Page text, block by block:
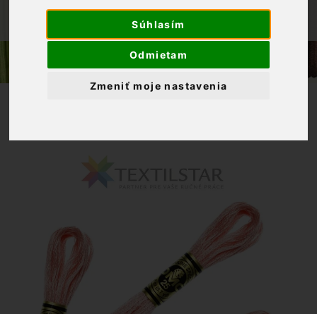
Súhlasím
Odmietam
Zmeniť moje nastavenia
MULINKY NA VYŠÍVANIE DMC 761 -
RUŽOVÁ